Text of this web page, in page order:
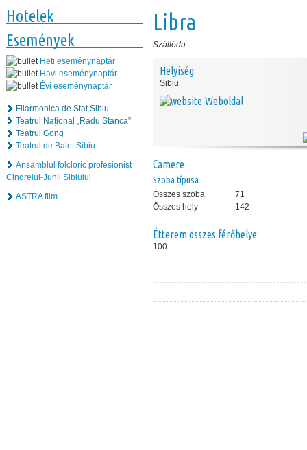
Hotelek
Események
Heti eseménynaptár
Havi eseménynaptár
Évi eseménynaptár
Filarmonica de Stat Sibiu
Teatrul Naţional „Radu Stanca”
Teatrul Gong
Teatrul de Balet Sibiu
Ansamblul folcloric profesionist
Cindrelul-Junii Sibiului
ASTRA film
Libra
Szállóda
Helyiség
Sibiu
Weboldal
Camere
Szoba típusa
Összes szoba
71
Összes hely
142
Étterem összes férőhelye:
100